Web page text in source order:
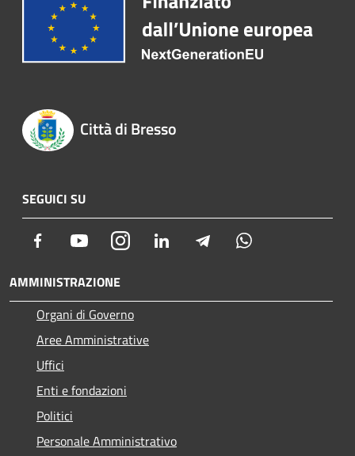
Città di Bresso
SEGUICI SU
Facebook YoutubeInstagram LinkedIn Telegram
AMMINISTRAZIONE
Organi di Governo
Aree Amministrative
Uffici
Enti e fondazioni
Politici
Personale Amministrativo